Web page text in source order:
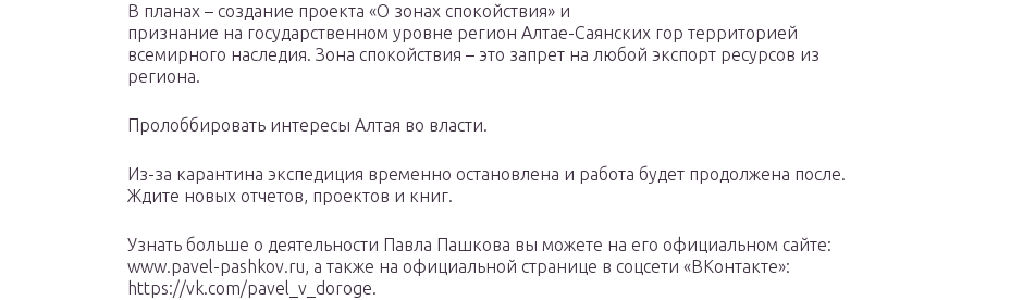
В планах – создание проекта «О зонах спокойствия» и
признание на государственном уровне регион Алтае-Саянских гор территорией
всемирного наследия. Зона спокойствия – это запрет на любой экспорт ресурсов из
региона.
Пролоббировать интересы Алтая во власти.
Из-за карантина экспедиция временно остановлена и работа будет продолжена после.
Ждите новых отчетов, проектов и книг.
Узнать больше о деятельности Павла Пашкова вы можете на его официальном сайте:
www.pavel-pashkov.ru, а также на официальной странице в соцсети «ВКонтакте»:
https://vk.com/pavel_v_doroge.